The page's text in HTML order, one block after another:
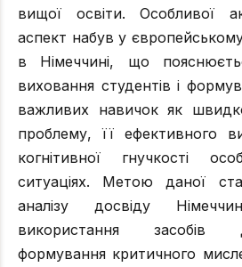
вищої освіти. Особливої
аспект набув у
в Німеччині, що
виховання студентів і
важливих навичок як
проблему, її ефективного
когнітивної гнучкості
ситуаціях. Метою даної
аналізу досвіду
використання засобів
формування критичного